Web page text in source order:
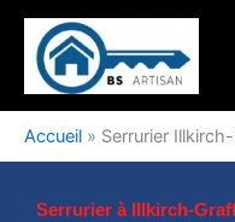
Aller
contenu
Accueil » Serrurier
Serrurier à Illkirch-